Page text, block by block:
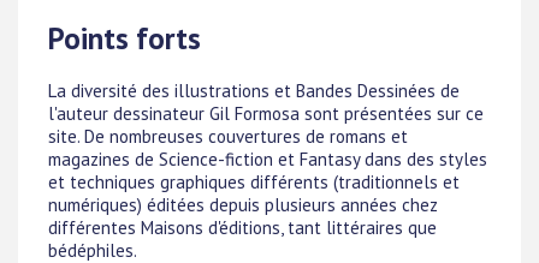
Points forts
La diversité des illustrations et Bandes Dessinées de
l'auteur dessinateur Gil Formosa sont présentées sur ce
site. De nombreuses couvertures de romans et
magazines de Science-fiction et Fantasy dans des styles
et techniques graphiques différents (traditionnels et
numériques) éditées depuis plusieurs années chez
différentes Maisons d'éditions, tant littéraires que
bédéphiles.